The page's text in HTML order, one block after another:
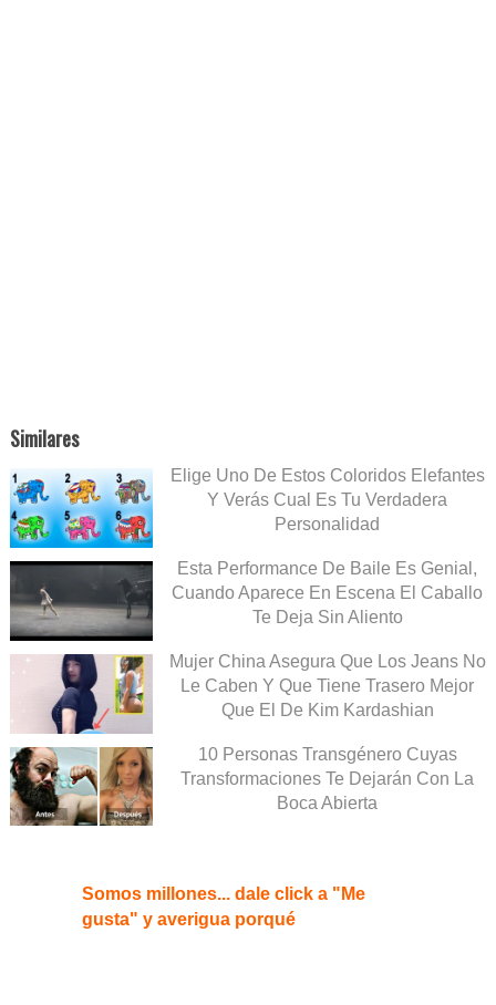
Similares
Elige Uno De Estos Coloridos Elefantes
Y Verás Cual Es Tu Verdadera
Personalidad
Esta Performance De Baile Es Genial,
Cuando Aparece En Escena El Caballo
Te Deja Sin Aliento
Mujer China Asegura Que Los Jeans No
Le Caben Y Que Tiene Trasero Mejor
Que El De Kim Kardashian
10 Personas Transgénero Cuyas
Transformaciones Te Dejarán Con La
Boca Abierta
Somos millones... dale click a "Me
gusta" y averigua porqué